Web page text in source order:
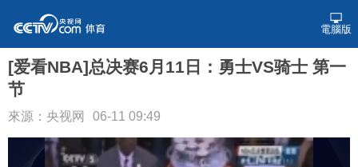
電腦版
[爱看NBA]总决赛6月11日：勇士VS骑士 第一
节
來源：央视网 06-11 09:49